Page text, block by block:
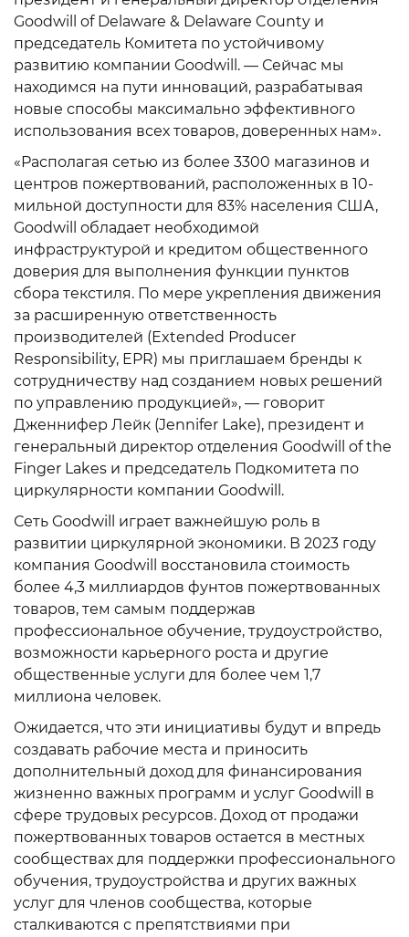
Goodwill of Delaware & Delaware County и
председатель Комитета по устойчивому
развитию компании Goodwill. — Сейчас мы
находимся на пути инноваций, разрабатывая
новые способы максимально эффективного
использования всех товаров, доверенных нам».
«Располагая сетью из более 3300 магазинов и
центров пожертвований, расположенных в 10-
мильной доступности для 83% населения США,
Goodwill обладает необходимой
инфраструктурой и кредитом общественного
доверия для выполнения функции пунктов
сбора текстиля. По мере укрепления движения
за расширенную ответственность
производителей (Еxtended Рroducer
Responsibility, EPR) мы приглашаем бренды к
сотрудничеству над созданием новых решений
по управлению продукцией», — говорит
Дженнифер Лейк (Jennifer Lake), президент и
генеральный директор отделения Goodwill of the
Finger Lakes и председатель Подкомитета по
циркулярности компании Goodwill.
Сеть Goodwill играет важнейшую роль в
развитии циркулярной экономики. В 2023 году
компания Goodwill восстановила стоимость
более 4,3 миллиардов фунтов пожертвованных
товаров, тем самым поддержав
профессиональное обучение, трудоустройство,
возможности карьерного роста и другие
общественные услуги для более чем 1,7
миллиона человек.
Ожидается, что эти инициативы будут и впредь
создавать рабочие места и приносить
дополнительный доход для финансирования
жизненно важных программ и услуг Goodwill в
сфере трудовых ресурсов. Доход от продажи
пожертвованных товаров остается в местных
сообществах для поддержки профессионального
обучения, трудоустройства и других важных
услуг для членов сообщества, которые
сталкиваются с препятствиями при